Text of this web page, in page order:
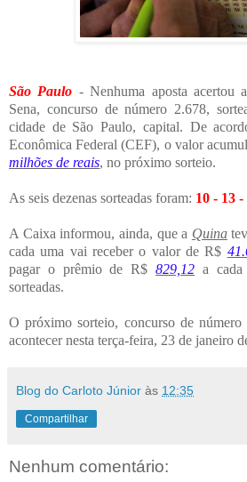
São Paulo - Nenhuma aposta acertou
Sena, concurso de número 2.678,
cidade de São Paulo, capital. De
Econômica Federal (CEF), o valor
milhões de reais, no próximo sorteio.
As seis dezenas sorteadas foram: 10 - 13
A Caixa informou, ainda, que a Quina
cada uma vai receber o valor de R$
pagar o prêmio de R$829,12 a
sorteadas.
O próximo sorteio, concurso de número
acontecer nesta terça-feira, 23 de janeiro
Blog do Carloto Júnior às 12:35
Compartilhar
Nenhum comentário: